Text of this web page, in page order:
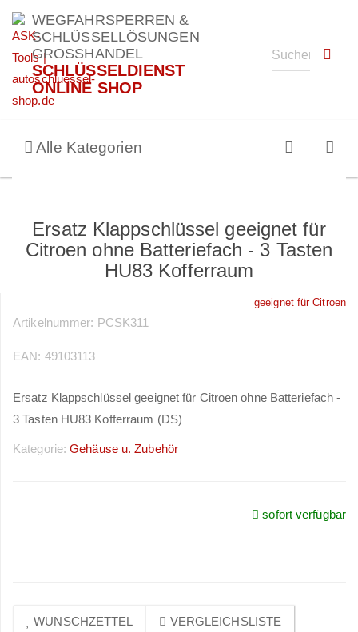
WEGFAHRSPERREN &
SCHLÜSSELLÖSUNGEN
GROSSHANDEL
SCHLÜSSELDIENST
ONLINE SHOP
Alle Kategorien
Ersatz Klappschlüssel geeignet für
Citroen ohne Batteriefach - 3 Tasten
HU83 Kofferraum
geeignet für Citroen
Artikelnummer: PCSK311
EAN: 49103113
Ersatz Klappschlüssel geeignet für Citroen ohne Batteriefach -
3 Tasten HU83 Kofferraum (DS)
Kategorie:Gehäuse u. Zubehör
sofort verfügbar
WUNSCHZETTEL VERGLEICHSLISTE